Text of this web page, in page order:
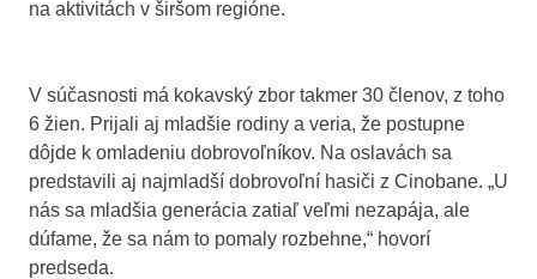
na aktivitách v širšom regióne.
V súčasnosti má kokavský zbor takmer 30 členov, z toho
6 žien. Prijali aj mladšie rodiny a veria, že postupne
dôjde k omladeniu dobrovoľníkov. Na oslavách sa
predstavili aj najmladší dobrovoľní hasiči z Cinobane. „U
nás sa mladšia generácia zatiaľ veľmi nezapája, ale
dúfame, že sa nám to pomaly rozbehne,“ hovorí
predseda.